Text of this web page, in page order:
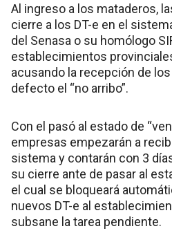
Al ingreso a los mataderos,
cierre a los DT-e en el
del Senasa o su homólogo
establecimientos
acusando la recepción de
defecto el “no arribo”.
Con el pasó al estado de
empresas empezarán a
sistema y contarán con 3
su cierre ante de pasar al
el cual se bloqueará
nuevos DT-e al
subsane la tarea pendiente.